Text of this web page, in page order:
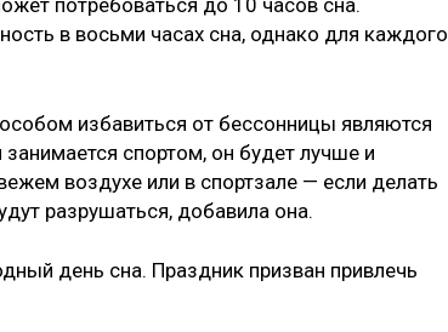
потребоваться до 10 часов сна.
в восьми часах сна, однако для каждого
избавиться от бессонницы являются
спортом, он будет лучше и
воздухе или в спортзале — если делать
разрушаться, добавила она.
день сна. Праздник призван привлечь